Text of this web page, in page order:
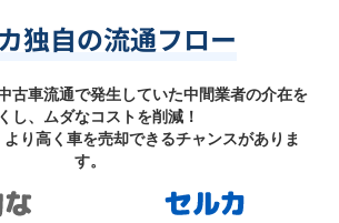
独自の流通フロー
古車流通で発生していた中間業者の介在を
し、ムダなコストを削減！
り高く車を売却できるチャンスがありま
す。